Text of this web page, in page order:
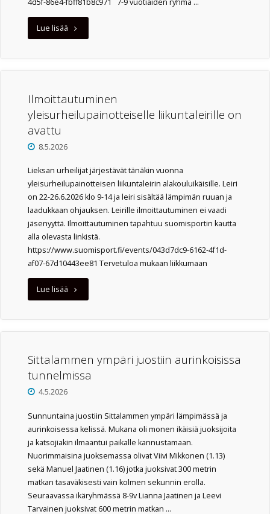
4d5f-86e4-fbff81b8c971 7-9 vuotiaiden ryhmä …
Lue lisää"Kesän
alkavat!"
Ilmoittautuminen
yleisurheilupainotteiselle liikuntaleirille on
avattu
8.5.2026
Lieksan urheilijat järjestävät tänäkin vuonna
yleisurheilupainotteisen liikuntaleirin alakouluikäisille. Leiri
on 22-26.6.2026 klo 9-14 ja leiri sisältää lämpimän ruuan ja
laadukkaan ohjauksen. Leirille ilmoittautuminen ei vaadi
jäsenyyttä. Ilmoittautuminen tapahtuu suomisportin kautta
alla olevasta linkistä.
https://www.suomisport.fi/events/043d7dc9-6162-4f1d-
af07-67d10443ee81 Tervetuloa mukaan liikkumaan
Lue lisää"Ilmoittautuminen
on
avattu"
Sittalammen ympäri juostiin aurinkoisissa
tunnelmissa
4.5.2026
Sunnuntaina juostiin Sittalammen ympäri lämpimässä ja
aurinkoisessa kelissä. Mukana oli monen ikäisiä juoksijoita
ja katsojiakin ilmaantui paikalle kannustamaan.
Nuorimmaisina juoksemassa olivat Viivi Mikkonen (1.13)
sekä Manuel Jaatinen (1.16) jotka juoksivat 300 metrin
matkan tasaväkisesti vain kolmen sekunnin erolla.
Seuraavassa ikäryhmässä 8-9v Lianna Jaatinen ja Leevi
Tarvainen juoksivat 600 metrin matkan …